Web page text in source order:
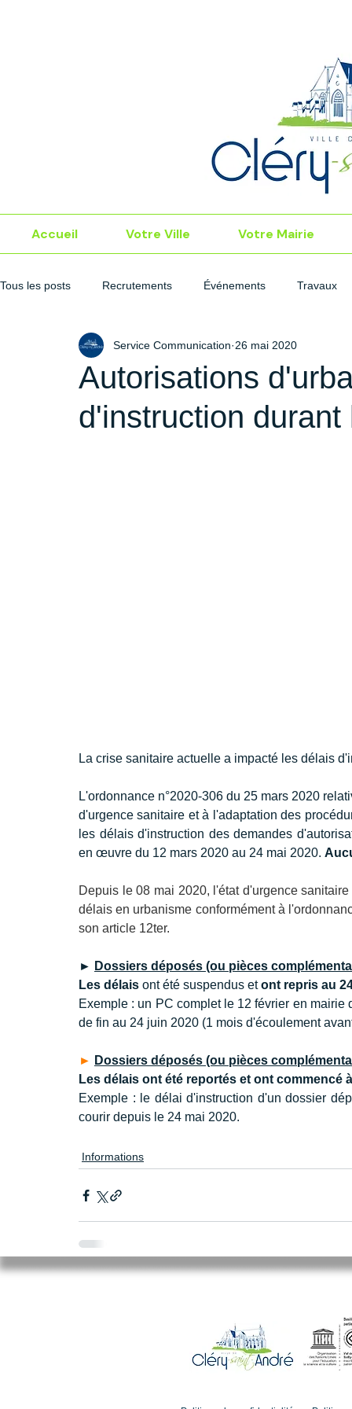
Accueil Votre Ville Votre Mairie
Tous les posts Recrutements Événements Travaux
Autorisations
d'instruction
Service Communication 26 mai 2020
La crise sanitaire actuelle a impacté les délais
L'ordonnance n°2020-306 du 25 mars 2020
d'urgence sanitaire et à l'adaptation des
les délais d'instruction des demandes
en œuvre du 12 mars 2020 au 24 mai 2020.
Depuis le 08 mai 2020, l'état d'urgence
délais en urbanisme conformément à
son article 12ter.
► Dossiers déposés (ou pièces
Les délais ont été suspendus et ont repris au
Exemple : un PC complet le 12 février en
de fin au 24 juin 2020 (1 mois d'écoulement
► Dossiers déposés (ou pièces
Les délais ont été reportés et ont commencé
Exemple : le délai d'instruction d'un dossier
courir depuis le 24 mai 2020.
Informations